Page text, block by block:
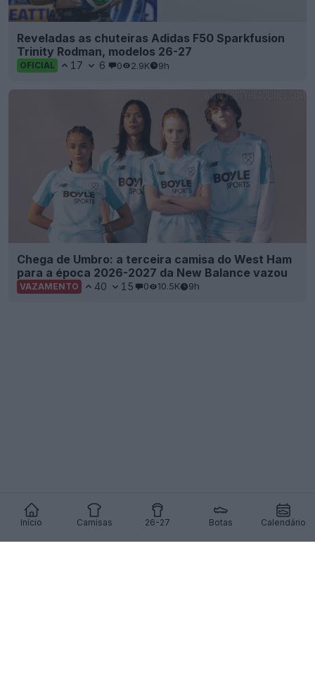
Início Camisas 26-27 Botas Calendário
Reveladas as chuteiras Adidas F50 Sparkfusion
Trinity Rodman, modelos 26-27
OFICIAL 17 6 0 2.9K 9h
Chega de Umbro: a terceira camisa do West Ham
para a época 2026-2027 da New Balance vazou
VAZAMENTO 40 15 0 10.5K 9h